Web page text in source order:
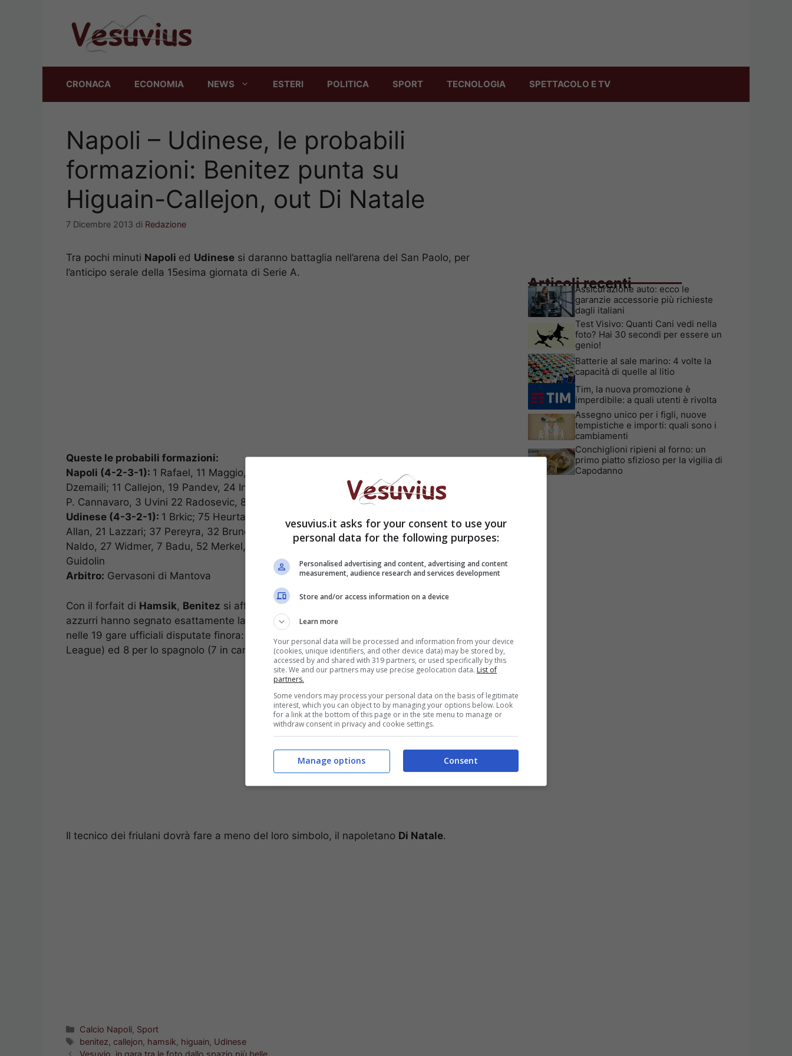
CRONACA ECONOMIA NEWS ESTERI POLITICA SPORT TECNOLOGIA SPETTACOLO E TV
Napoli – Udinese, le probabili
formazioni: Benitez punta su
Higuain-Callejon, out Di Natale
7 Dicembre 2013 di Redazione
Tra pochi minuti Napoli ed Udinese si daranno battaglia nell’arena del San Paolo, per
l’anticipo serale della 15esima giornata di Serie A.
Queste le probabili formazioni:
Napoli (4-2-3-1): 1 Rafael, 11 Maggio, 21 Fernandez, 33 Albiol, 27 Armero; 88 Inler, 20
Dzemaili; 11 Callejon, 19 Pandev, 24 Insigne; 9 Higuain. (12 Reina, 15 Colombo, 16 Mesto, 28
P. Cannavaro, 3 Uvini 22 Radosevic, 85 Behrami, 14 Mertens, 91 Zapata). All.: Benitez.
Udinese (4-3-2-1): 1 Brkic; 75 Heurtaux, 5 Danilo, 11 Domizzi, 34 Gabriel Silva; 8 Basta, 3
Allan, 21 Lazzari; 37 Pereyra, 32 Bruno Fernandes; 17 Nico Lopez (30 Kelava, 19 Douglas, 4
Naldo, 27 Widmer, 7 Badu, 52 Merkel, 14 Mlinar, 66 Pinzi, 70 Maicosuel, 94 Zielinski). All.
Guidolin
Arbitro: Gervasoni di Mantova
Con il forfait di Hamsik, Benitez si affida al tandem
azzurri hanno segnato esattamente la metà dei gol realizzati complessivamente dal Napoli
nelle 19 gare ufficiali disputate finora: 10 reti per il
League) ed 8 per lo spagnolo (7 in campionato ed 1 in Europa).
Il tecnico dei friulani dovrà fare a meno del loro simbolo, il napoletano Di Natale.
Categorie
Calcio Napoli, Sport
Tag
benitez, callejon, hamsik, higuain, Udinese
Vesuvio, in gara tra le foto dallo spazio più belle
Articoli recenti
Assicurazione auto: ecco le
garanzie accessorie più richieste
dagli italiani
Test Visivo: Quanti Cani vedi nella
foto? Hai 30 secondi per essere un
genio!
Batterie al sale marino: 4 volte la
capacità di quelle al litio
Tim, la nuova promozione è
imperdibile: a quali utenti è rivolta
Assegno unico per i figli, nuove
tempistiche e importi: quali sono i
cambiamenti
Conchiglioni ripieni al forno: un
primo piatto sfizioso per la vigilia di
Capodanno
vesuvius.it asks for your consent to use your
personal data for the following purposes:
Personalised advertising and content, advertising and content
measurement, audience research and services development
Store and/or access information on a device
Learn more
Your personal data will be processed and information from your device
(cookies, unique identifiers, and other device data) may be stored by,
accessed by and shared with 319 partners, or used specifically by this
site. We and our partners may use precise geolocation data. List of
partners.
Some vendors may process your personal data on the basis of legitimate
interest, which you can object to by managing your options below. Look
for a link at the bottom of this page or in the site menu to manage or
withdraw consent in privacy and cookie settings.
Consent
Manage options